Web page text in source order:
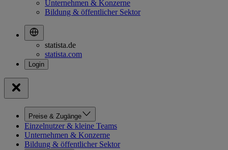
Unternehmen & Konzerne
Bildung & öffentlicher Sektor
statista.de
statista.com
Preise & Zugänge
Einzelnutzer & kleine Teams
Unternehmen & Konzerne
Bildung & öffentlicher Sektor